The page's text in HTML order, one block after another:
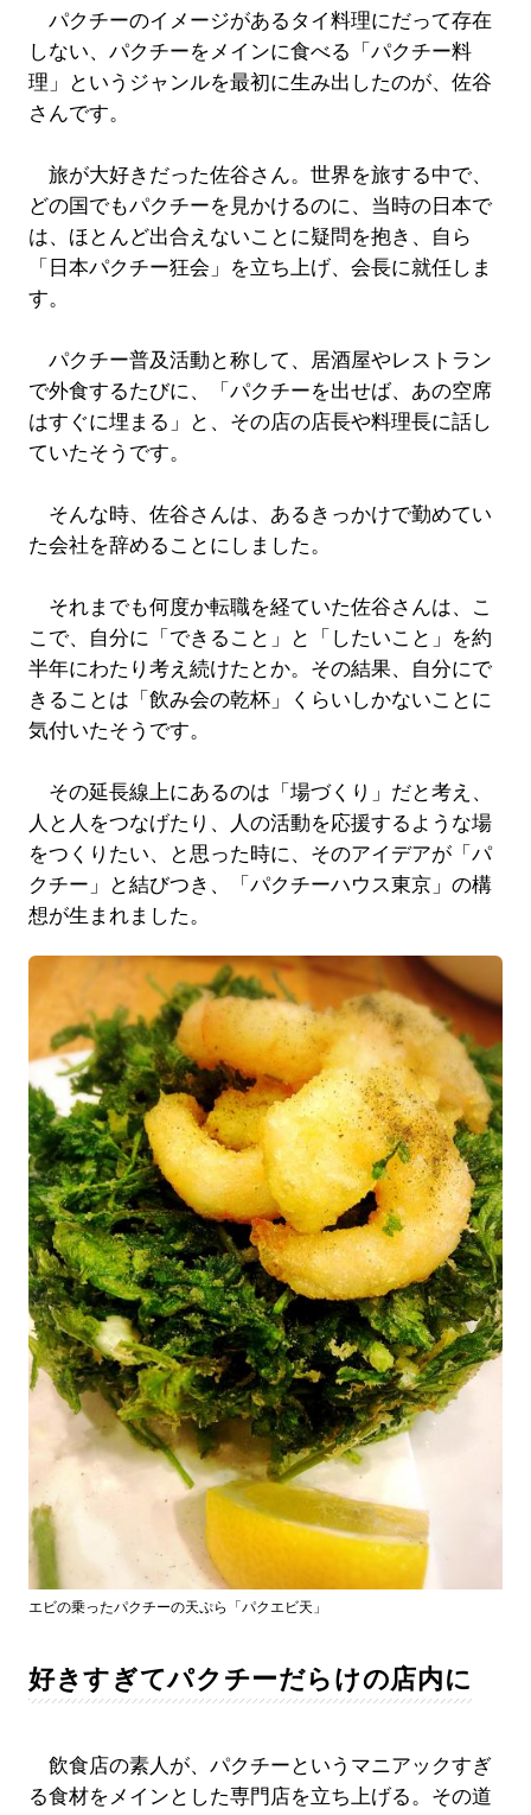
パクチーのイメージがあるタイ料理にだって存在
しない、パクチーをメインに食べる「パクチー料
理」というジャンルを最初に生み出したのが、佐谷
さんです。
旅が大好きだった佐谷さん。世界を旅する中で、
どの国でもパクチーを見かけるのに、当時の日本で
は、ほとんど出合えないことに疑問を抱き、自ら
「日本パクチー狂会」を立ち上げ、会長に就任しま
す。
パクチー普及活動と称して、居酒屋やレストラン
で外食するたびに、「パクチーを出せば、あの空席
はすぐに埋まる」と、その店の店長や料理長に話し
ていたそうです。
そんな時、佐谷さんは、あるきっかけで勤めてい
た会社を辞めることにしました。
それまでも何度か転職を経ていた佐谷さんは、こ
こで、自分に「できること」と「したいこと」を約
半年にわたり考え続けたとか。その結果、自分にで
きることは「飲み会の乾杯」くらいしかないことに
気付いたそうです。
その延長線上にあるのは「場づくり」だと考え、
人と人をつなげたり、人の活動を応援するような場
をつくりたい、と思った時に、そのアイデアが「パ
クチー」と結びつき、「パクチーハウス東京」の構
想が生まれました。
エビの乗ったパクチーの天ぷら「パクエビ天」
好きすぎてパクチーだらけの店内に
飲食店の素人が、パクチーというマニアックすぎ
る食材をメインとした専門店を立ち上げる。その道